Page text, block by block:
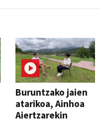
Buruntzako jaien
atarikoa, Ainhoa
Aiertzarekin